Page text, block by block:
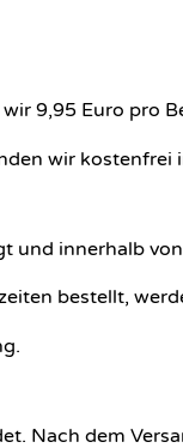
9,95 Euro pro
wir kostenfrei
und innerhalb
bestellt,
Nach dem